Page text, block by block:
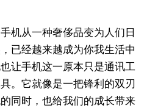
机从一种奢侈品变为人们日
已经越来越成为你我生活中
让手机这一原本只是通讯工
。它就像是一把锋利的双刃
同时，也给我们的成长带来